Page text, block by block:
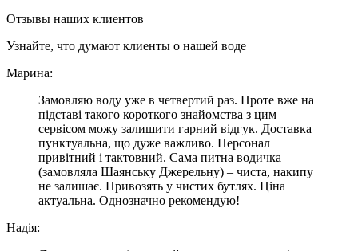
Отзывы наших клиентов
Узнайте, что думают клиенты о нашей воде
Марина:
Замовляю воду уже в четвертий раз. Проте вже на
підставі такого короткого знайомства з цим
сервісом можу залишити гарний відгук. Доставка
пунктуальна, що дуже важливо. Персонал
привітний і тактовний. Сама питна водичка
(замовляла Шаянську Джерельну) – чиста, накипу
не залишає. Привозять у чистих бутлях. Ціна
актуальна. Однозначно рекомендую!
Надія: